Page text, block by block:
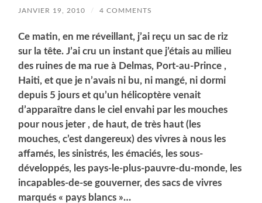
JANVIER 19, 2010 / 4 COMMENTS
Ce matin, en me réveillant, j’ai reçu un sac de riz
sur la tête. J’ai cru un instant que j’étais au milieu
des ruines de ma rue à Delmas, Port-au-Prince ,
Haiti, et que je n’avais ni bu, ni mangé, ni dormi
depuis 5 jours et qu’un hélicoptère venait
d’apparaître dans le ciel envahi par les mouches
pour nous jeter , de haut, de très haut (les
mouches, c’est dangereux) des vivres à nous les
affamés, les sinistrés, les émaciés, les sous-
développés, les pays-le-plus-pauvre-du-monde, les
incapables-de-se gouverner, des sacs de vivres
marqués « pays blancs »…